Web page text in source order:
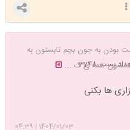
پست: 3748
بودن به جون بچم تابستون به
همشون همه ی ک ...
ها بکنی
1404/01/03
|
04:39